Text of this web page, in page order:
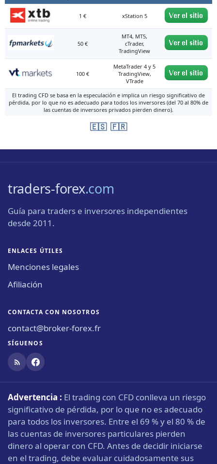
1 € xStation 5
50 €
MT4, MT5,
cTrader,
TradingView
100 €
MetaTrader 4 y 5
TradingView,
VTrade
El trading CFD se basa en la especulación e implica un riesgo significativo de
pérdida, por lo que no es adecuado para todos los inversores (del 70 al 80% de
las cuentas de inversores privados pierden dinero).
🇪🇸 🇫🇷
traders-forex.com
Guía para traders e inversores independientes
desde 2011.
ENLACES ÚTILES
Menciones legales
Afiliación
CONTACTA CON NOSOTROS
contact@broker-forex.fr
SÍGUENOS
Advertencia : El trading con CFD conlleva un riesgo
significativo de pérdida, por lo que no es adecuado
para todos los inversores. Entre el 69 % y el 80 % de
las cuentas de inversores particulares pierden
dinero al operar con CFD. Antes de decidir iniciarse
en el trading, debe evaluar cuidadosamente sus